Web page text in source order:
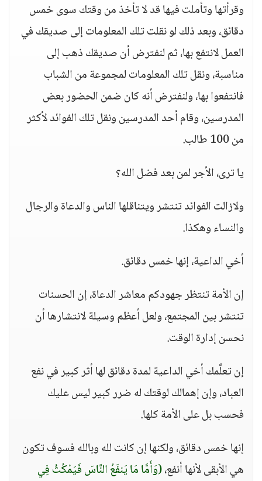
وقرأتها وتأملت فيها قد لا تأخذ من وقتك سوى خمس
دقائق، وبعد ذلك لو نقلت تلك المعلومات إلى صديقك في
العمل لانتفع بها، ثم لنفترض أن صديقك ذهب إلى
مناسبة، ونقل تلك المعلومات لمجموعة من الشباب
فانتفعوا بها، ولنفترض أنه كان ضمن الحضور بعض
المدرسين، وقام أحد المدرسين ونقل تلك الفوائد لأكثر
من 100 طالب.
يا ترى، الأجر لمن بعد فضل الله؟
ولازالت الفوائد تنتشر ويتناقلها الناس والدعاة والرجال
والنساء وهكذا.
أخي الداعية، إنها خمس دقائق.
إن الأمة تنتظر جهودكم معاشر الدعاة، إن الحسنات
تنتشر بين المجتمع، ولعل أعظم وسيلة لانتشارها أن
نحسن إدارة الوقت.
إن تعلَّمك أخي الداعية لمدة دقائق لها أثر كبير في نفع
العباد، وإن إهمالك لوقتك له ضرر كبير ليس عليك
فحسب بل على الأمة كلها.
إنها خمس دقائق، ولكنها إن كانت لله وبالله فسوف تكون
هي الأبقى لأنها أنفع،(وَأَمَّا مَا يَنفَعُ النَّاسَ فَيَمْكُثُ فِي